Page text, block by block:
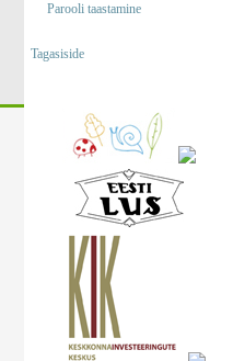
Parooli taastamine
Tagasiside